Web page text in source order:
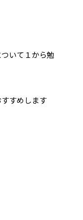
いて１から勉
すめします